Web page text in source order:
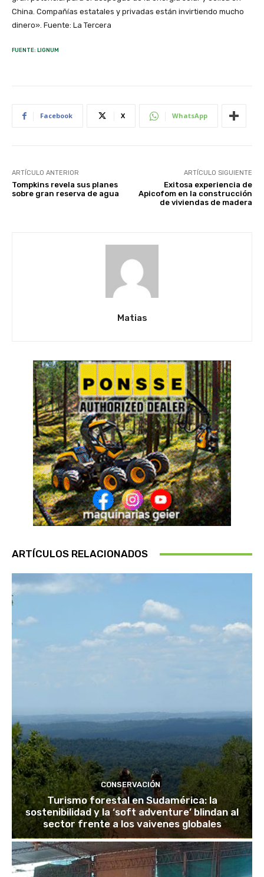
China. Compañías estatales y privadas están invirtiendo mucho
dinero». Fuente: La Tercera
FUENTE: LIGNUM
Facebook X WhatsApp
ARTÍCULO ANTERIOR
Tompkins revela sus planes
sobre gran reserva de agua
ARTÍCULO SIGUIENTE
Exitosa experiencia de
Apicofom en la construcción
de viviendas de madera
Matias
ARTÍCULOS RELACIONADOS
CONSERVACIÓN
Turismo forestal en Sudamérica: la
sostenibilidad y la ‘soft adventure’ blindan al
sector frente a los vaivenes globales